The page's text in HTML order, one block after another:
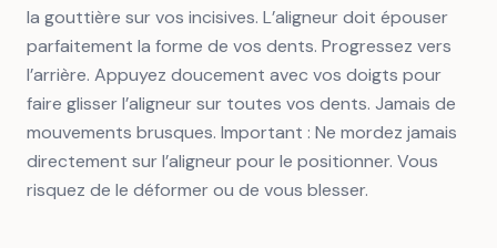
la gouttière sur vos incisives. L’aligneur doit épouser
parfaitement la forme de vos dents. Progressez vers
l’arrière. Appuyez doucement avec vos doigts pour
faire glisser l’aligneur sur toutes vos dents. Jamais de
mouvements brusques. Important : Ne mordez jamais
directement sur l’aligneur pour le positionner. Vous
risquez de le déformer ou de vous blesser.